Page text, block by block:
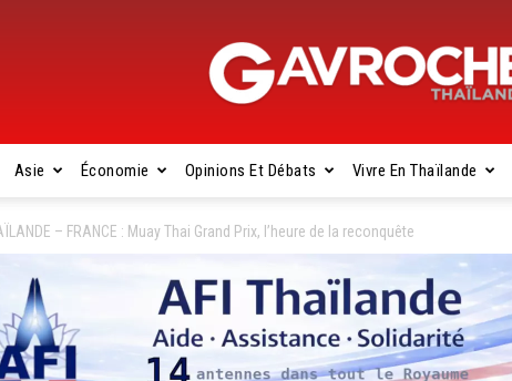
Gavroche
Thaïlande
Asie Économie Opinions Et Débats Vivre En Thaïlande
– FRANCE : Muay Thai Grand Prix, l’heure de la reconquête